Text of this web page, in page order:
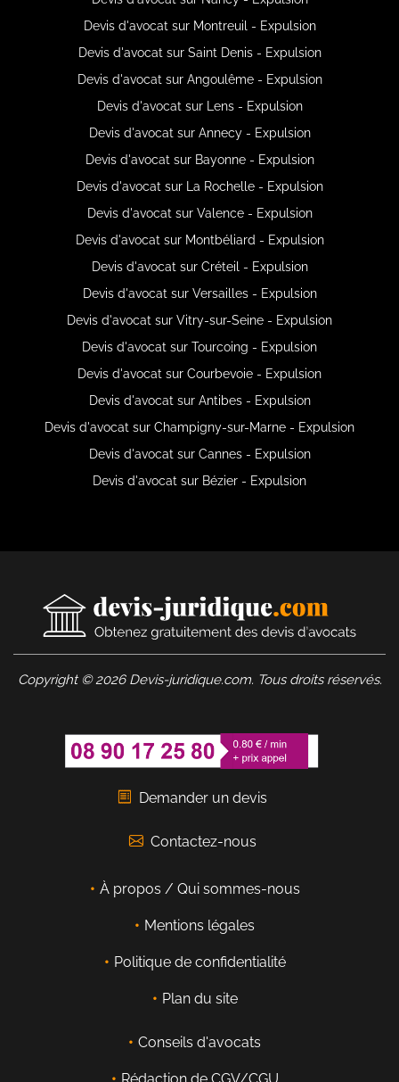
Devis d'avocat sur Montreuil - Expulsion
Devis d'avocat sur Saint Denis - Expulsion
Devis d'avocat sur Angoulême - Expulsion
Devis d'avocat sur Lens - Expulsion
Devis d'avocat sur Annecy - Expulsion
Devis d'avocat sur Bayonne - Expulsion
Devis d'avocat sur La Rochelle - Expulsion
Devis d'avocat sur Valence - Expulsion
Devis d'avocat sur Montbéliard - Expulsion
Devis d'avocat sur Créteil - Expulsion
Devis d'avocat sur Versailles - Expulsion
Devis d'avocat sur Vitry-sur-Seine - Expulsion
Devis d'avocat sur Tourcoing - Expulsion
Devis d'avocat sur Courbevoie - Expulsion
Devis d'avocat sur Antibes - Expulsion
Devis d'avocat sur Champigny-sur-Marne - Expulsion
Devis d'avocat sur Cannes - Expulsion
Devis d'avocat sur Bézier - Expulsion
Copyright © 2026 Devis-juridique.com. Tous droits réservés.
Demander un devis
Contactez-nous
À propos / Qui sommes-nous
Mentions légales
Politique de confidentialité
Plan du site
Conseils d'avocats